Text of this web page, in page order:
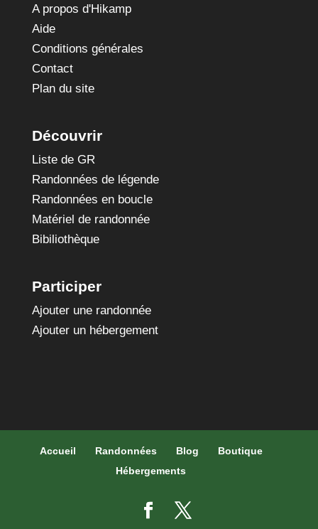
A propos d'Hikamp
Aide
Conditions générales
Contact
Plan du site
Découvrir
Liste de GR
Randonnées de légende
Randonnées en boucle
Matériel de randonnée
Bibiliothèque
Participer
Ajouter une randonnée
Ajouter un hébergement
Accueil Randonnées Blog
Boutique
Hébergements